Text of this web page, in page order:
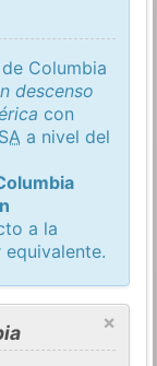
Columbia
descenso
con
a nivel del
a la
×